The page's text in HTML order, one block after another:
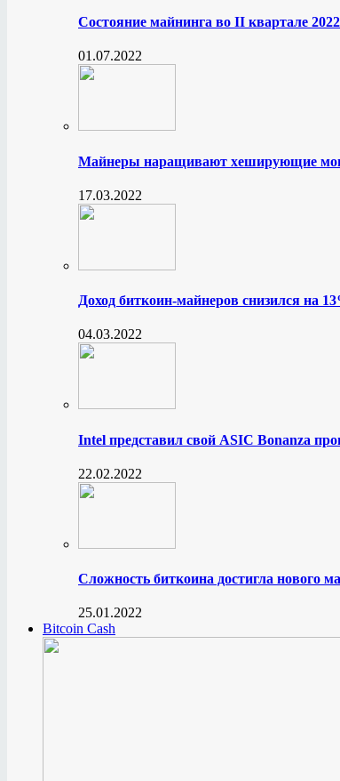
Состояние майнинга во II квартале
01.07.2022
Майнеры наращивают хеширующие
17.03.2022
Доход биткоин-майнеров снизился на
04.03.2022
Intel представил свой ASIC Bonanza
22.02.2022
Сложность биткоина достигла нового
25.01.2022
Bitcoin Cash